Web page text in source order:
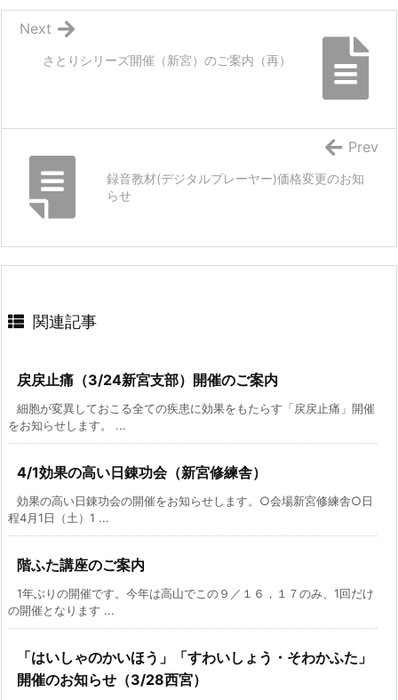
さとりシリーズ開催（新宮）のご案内（再）
Next
録音教材(デジタルプレーヤー)価格変更のお知
らせ
Prev
関連記事
戻戻止痛（3/24新宮支部）開催のご案内
細胞が変異しておこる全ての疾患に効果をもたらす「戻戻止痛」開催
をお知らせします。 ...
4/1効果の高い日錬功会（新宮修練舎）
効果の高い日錬功会の開催をお知らせします。○会場新宮修練舎○日
程4月1日（土）1 ...
階ふた講座のご案内
1年ぶりの開催です。今年は高山でこの９／１６，１７のみ、1回だけ
の開催となります ...
「はいしゃのかいほう」「すわいしょう・そわかふた」
開催のお知らせ（3/28西宮）